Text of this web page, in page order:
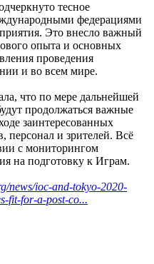
тесное
федерациями
Это внесло важный
опыта и основных
проведения
и во всем мире.
что по мере дальнейшей
продолжаться важные
заинтересованных
персонал и зрителей. Всё
с мониторингом
на подготовку к Играм.
news/ioc-and-tokyo-2020-
fit-for-a-post-co...